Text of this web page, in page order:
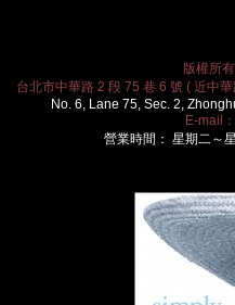
版權所
台北市中華路 2 段 75 巷 6 號 ( 近中
No. 6, Lane 75, Sec. 2,
E-mail：
營業時間： 星期二～